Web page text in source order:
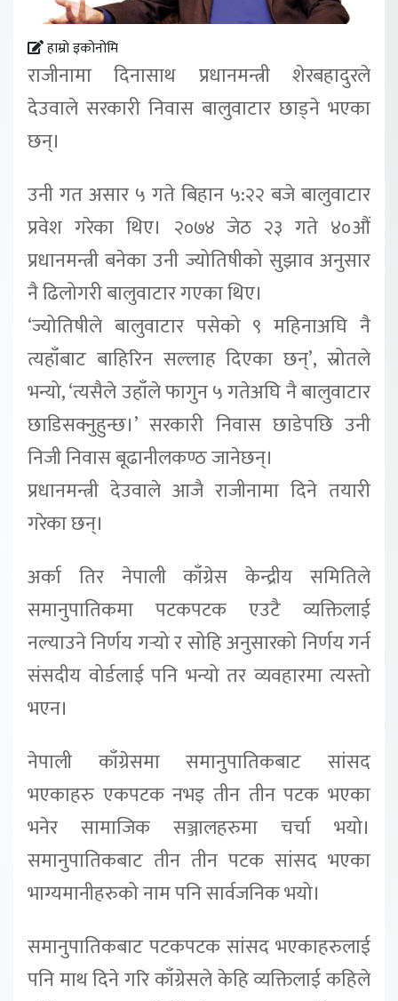
हाम्रो इकोनोमि
राजीनामा दिनासाथ प्रधानमन्त्री शेरबहादुरले
देउवाले सरकारी निवास बालुवाटार छाड्ने भएका
छन्।
उनी गत असार ५ गते बिहान ५:२२ बजे बालुवाटार
प्रवेश गरेका थिए। २०७४ जेठ २३ गते ४०औं
प्रधानमन्त्री बनेका उनी ज्योतिषीको सुझाव अनुसार
नै ढिलोगरी बालुवाटार गएका थिए।
‘ज्योतिषीले बालुवाटार पसेको ९ महिनाअघि नै
त्यहाँबाट बाहिरिन सल्लाह दिएका छन्’, स्रोतले
भन्यो, ‘त्यसैले उहाँले फागुन ५ गतेअघि नै बालुवाटार
छाडिसक्नुहुन्छ।’ सरकारी निवास छाडेपछि उनी
निजी निवास बूढानीलकण्ठ जानेछन्।
प्रधानमन्त्री देउवाले आजै राजीनामा दिने तयारी
गरेका छन्।
अर्का तिर नेपाली काँग्रेस केन्द्रीय समितिले
समानुपातिकमा पटकपटक एउटै व्यक्तिलाई
नल्याउने निर्णय गर्‍यो र सोहि अनुसारको निर्णय गर्न
संसदीय वोर्डलाई पनि भन्यो तर व्यवहारमा त्यस्तो
भएन।
नेपाली काँग्रेसमा समानुपातिकबाट सांसद
भएकाहरु एकपटक नभइ तीन तीन पटक भएका
भनेर सामाजिक सञ्जालहरुमा चर्चा भयो।
समानुपातिकबाट तीन तीन पटक सांसद भएका
भाग्यमानीहरुको नाम पनि सार्वजनिक भयो।
समानुपातिकबाट पटकपटक सांसद भएकाहरुलाई
पनि माथ दिने गरि काँग्रेसले केहि व्यक्तिलाई कहिले